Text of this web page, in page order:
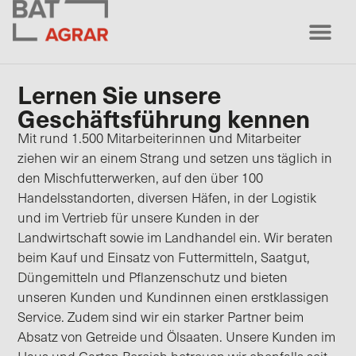
Lernen Sie unsere
Geschäftsführung kennen
Mit rund 1.500 Mitarbeiterinnen und Mitarbeiter
ziehen wir an einem Strang und setzen uns täglich in
den Mischfutterwerken, auf den über 100
Handelsstandorten, diversen Häfen, in der Logistik
und im Vertrieb für unsere Kunden in der
Landwirtschaft sowie im Landhandel ein. Wir beraten
beim Kauf und Einsatz von Futtermitteln, Saatgut,
Düngemitteln und Pflanzenschutz und bieten
unseren Kunden und Kundinnen einen erstklassigen
Service. Zudem sind wir ein starker Partner beim
Absatz von Getreide und Ölsaaten. Unsere Kunden im